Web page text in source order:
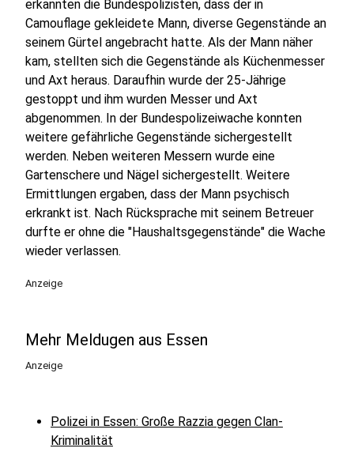
erkannten die Bundespolizisten, dass der in
Camouflage gekleidete Mann, diverse Gegenstände an
seinem Gürtel angebracht hatte. Als der Mann näher
kam, stellten sich die Gegenstände als Küchenmesser
und Axt heraus. Daraufhin wurde der 25-Jährige
gestoppt und ihm wurden Messer und Axt
abgenommen. In der Bundespolizeiwache konnten
weitere gefährliche Gegenstände sichergestellt
werden. Neben weiteren Messern wurde eine
Gartenschere und Nägel sichergestellt. Weitere
Ermittlungen ergaben, dass der Mann psychisch
erkrankt ist. Nach Rücksprache mit seinem Betreuer
durfte er ohne die "Haushaltsgegenstände" die Wache
wieder verlassen.
Anzeige
Mehr Meldugen aus Essen
Anzeige
Polizei in Essen: Große Razzia gegen Clan-
Kriminalität